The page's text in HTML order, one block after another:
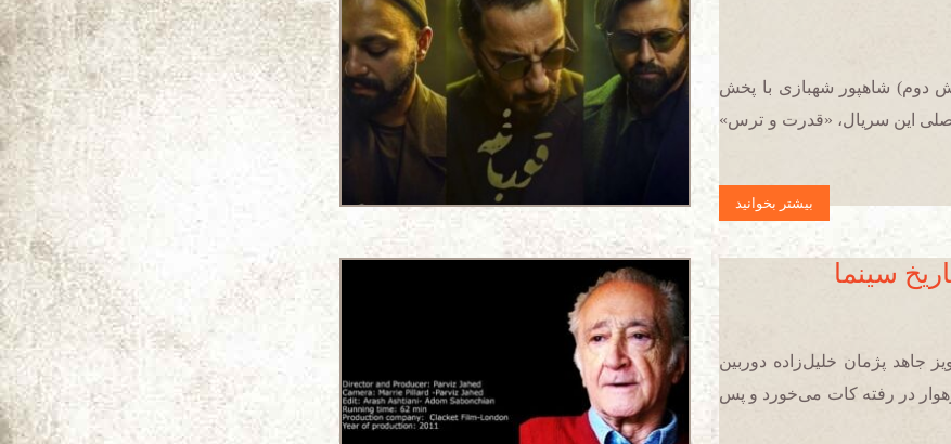
دوم) شاهپور شهبازی با پخش
این سریال، «قدرت و ترس»
بیشتر بخوانید
سینما
جاهد پژمان خلیل‌زاده دوربین
در رفته کات می‌خورد و پس